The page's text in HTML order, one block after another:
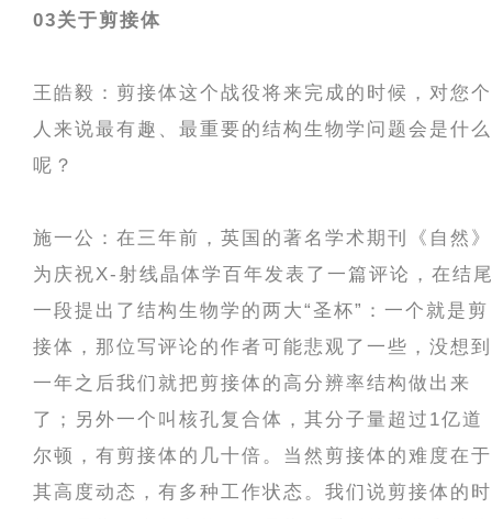
03关于剪接体
王皓毅：剪接体这个战役将来完成的时候，对您个
人来说最有趣、最重要的结构生物学问题会是什么
呢？
施一公：在三年前，英国的著名学术期刊《自然》
为庆祝X-射线晶体学百年发表了一篇评论，在结
一段提出了结构生物学的两大“圣杯”：一个就是剪
接体，那位写评论的作者可能悲观了一些，没想到
一年之后我们就把剪接体的高分辨率结构做出来
了；另外一个叫核孔复合体，其分子量超过1亿道
尔顿，有剪接体的几十倍。当然剪接体的难度在于
其高度动态，有多种工作状态。我们说剪接体的时